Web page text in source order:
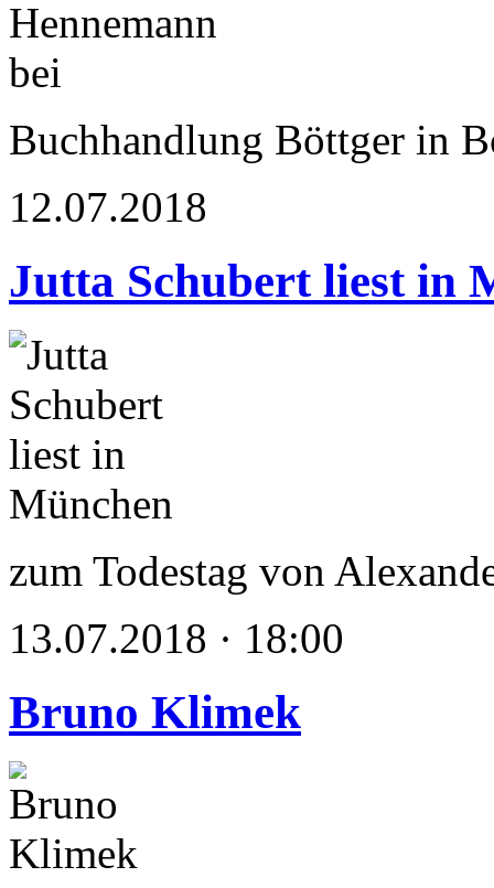
Buchhandlung Böttger in
12.07.2018
Jutta Schubert liest in
zum Todestag von
13.07.2018 · 18:00
Bruno Klimek